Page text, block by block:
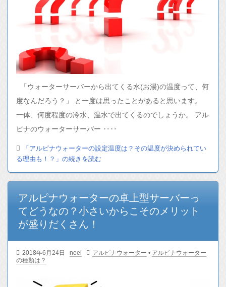
「ウォーターサーバーから出てくる水(お湯)の温度って、何
度なんだろう？」 と一度は思ったことがあると思います。
一体、何度程度の冷水、温水で出てくるのでしょうか。 アル
ピナのウォーターサーバー ‥‥
「アルピナウォーターの設定温度は？その温度が決められてい
る理由も！？」の続きを読む
アルピナウォーターの卓上型サーバーっ
てどうなの？小さいからこそのメリット
が盛りだくさん！
2018年6月24日 neel アルピナウォーター • アルピナウォーター
の種類は？